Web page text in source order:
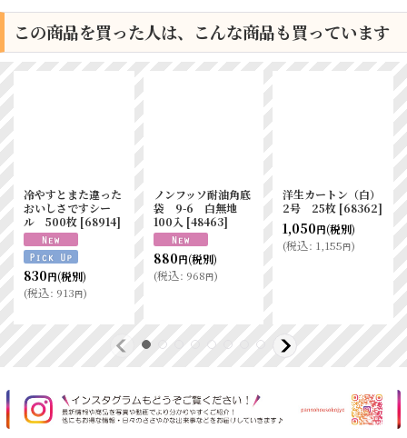
この商品を買った人は、こんな商品も買っています
IPP防曇
0.025×170×200
1000入[ 1264]
1,768円
(税別)
( 税込 : 1,944
【外装一部破損】バ
イオキャリーポリ
40-47 100枚
[9960]
2,200円(税別)
(税込 : 2,420円
洋生カートン（白）
4号 25枚 [68364]
1,500円(税別)
(税込: 1,650円)